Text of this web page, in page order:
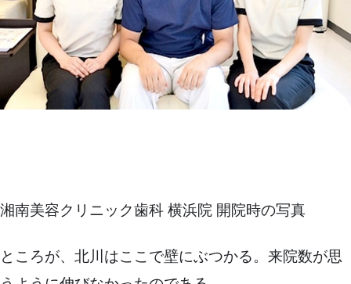
湘南美容クリニック歯科 横浜院 開院時の写真
ところが、北川はここで壁にぶつかる。来院数が思